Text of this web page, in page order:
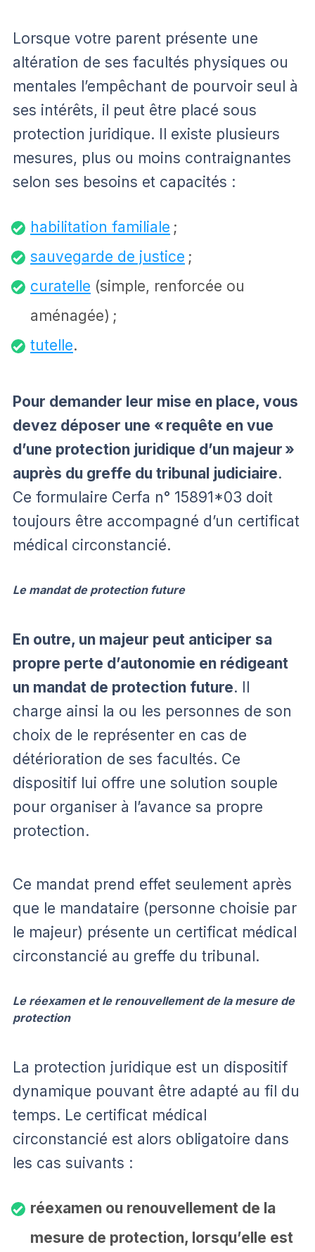
Lorsque votre parent présente une
altération de ses facultés physiques ou
mentales l’empêchant de pourvoir seul à
ses intérêts, il peut être placé sous
protection juridique. Il existe plusieurs
mesures, plus ou moins contraignantes
selon ses besoins et capacités :
habilitation familiale ;
sauvegarde de justice ;
curatelle (simple, renforcée ou
aménagée) ;
tutelle.
Pour demander leur mise en place, vous
devez déposer une « requête en vue
d’une protection juridique d’un majeur »
auprès du greffe du tribunal judiciaire.
Ce formulaire Cerfa n° 15891*03 doit
toujours être accompagné d’un certificat
médical circonstancié.
Le mandat de protection future
En outre, un majeur peut anticiper sa
propre perte d’autonomie en rédigeant
un mandat de protection future. Il
charge ainsi la ou les personnes de son
choix de le représenter en cas de
détérioration de ses facultés. Ce
dispositif lui offre une solution souple
pour organiser à l’avance sa propre
protection.
Ce mandat prend effet seulement après
que le mandataire (personne choisie par
le majeur) présente un certificat médical
circonstancié au greffe du tribunal.
Le réexamen et le renouvellement de la mesure de
protection
La protection juridique est un dispositif
dynamique pouvant être adapté au fil du
temps. Le certificat médical
circonstancié est alors obligatoire dans
les cas suivants :
réexamen ou renouvellement de la
mesure de protection, lorsqu’elle est